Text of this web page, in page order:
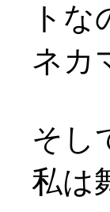
トな
ネカ
そし
私は